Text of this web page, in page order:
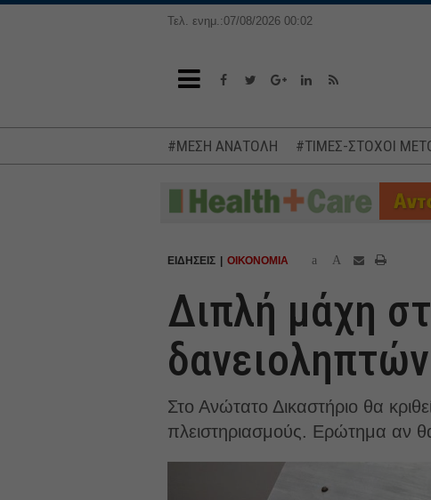
Τελ. ενημ.:07/08/2026 00:02
#ΜΕΣΗ ΑΝΑΤΟΛΗ #ΤΙΜΕΣ-ΣΤΟΧΟΙ
ΕΙΔΗΣΕΙΣ ΟΙΚΟΝΟΜΙΑ a A
Διπλή μάχη
Στο Ανώτατο Δικαστήριο θα
πλειστηριασμούς. Ερώτημα αν